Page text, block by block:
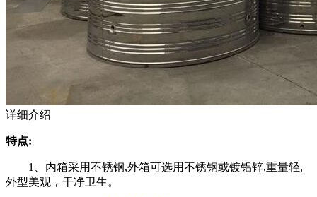
详细介绍
特点:
1、内箱采用不锈钢,外箱可选用不锈钢或镀铝锌,重量轻,
外型美观，干净卫生。